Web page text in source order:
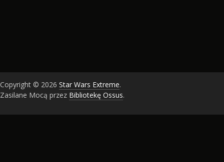
Copyright © 2026 Star Wars Extreme.
Zasilane Mocą przez Bibliotekę Ossus.